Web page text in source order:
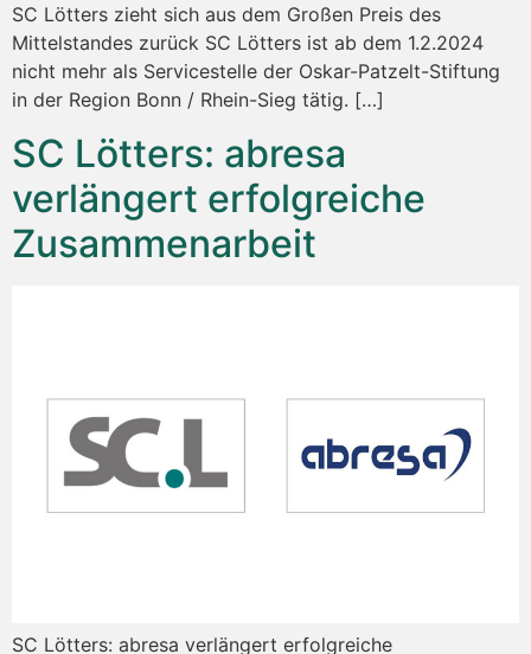
SC Lötters zieht sich aus dem Großen Preis des
Mittelstandes zurück SC Lötters ist ab dem 1.2.2024
nicht mehr als Servicestelle der Oskar-Patzelt-Stiftung
in der Region Bonn / Rhein-Sieg tätig. […]
SC Lötters: abresa
verlängert erfolgreiche
Zusammenarbeit
SC Lötters: abresa verlängert erfolgreiche